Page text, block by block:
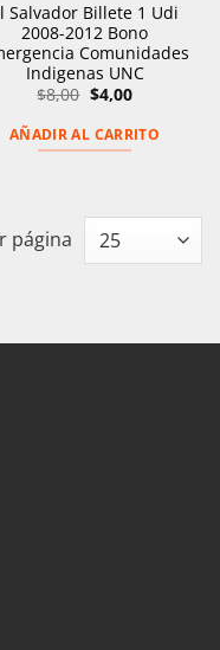
Salvador Billete 1 Udi
2008-2012 Bono
Comunidades
Indigenas UNC
$8,00 El
precio
era:
$8,00.
$4,00El
precio
es:
$4,00.
AÑADIR AL CARRITO
página